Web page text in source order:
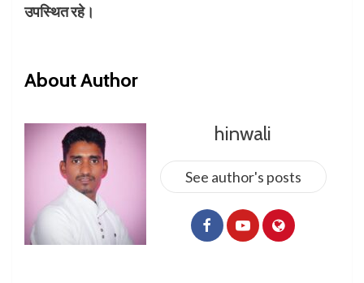
उपस्थित रहे।
About Author
hinwali
See author's posts